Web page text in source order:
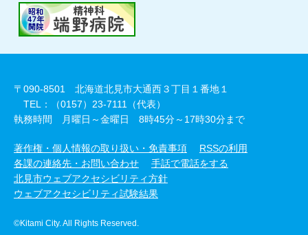
〒090-8501 北海道北見市大通西３丁目１番地１
TEL：（0157）23-7111（代表）
執務時間 月曜日～金曜日 8時45分～17時30分まで
著作権・個人情報の取り扱い・免責事項
RSSの利用
各課の連絡先・お問い合わせ
手話で電話をする
北見市ウェブアクセシビリティ方針
ウェブアクセシビリティ試験結果
©Kitami City. All Rights Reserved.